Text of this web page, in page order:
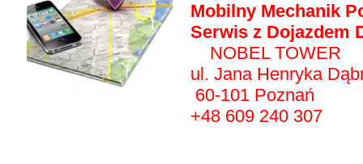
Mobilny Mechanik
Serwis z Dojazdem
NOBEL TOWER
ul. Jana Henryka
60-101 Poznań
+48 609 240 307